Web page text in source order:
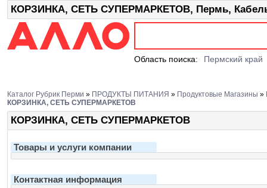
КОРЗИНКА, СЕТЬ СУПЕРМАРКЕТОВ, Пермь,
Область поиска: Пермский край
Каталог Рубрик Перми » ПРОДУКТЫ ПИТАНИЯ » Продуктовые Магазины »
КОРЗИНКА, СЕТЬ СУПЕРМАРКЕТОВ
КОРЗИНКА, СЕТЬ СУПЕРМАРКЕТОВ
Товары и услуги компании
Контактная информация